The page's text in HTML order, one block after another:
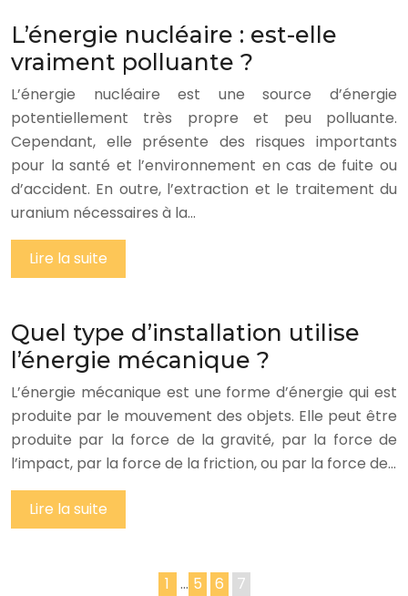
L’énergie nucléaire : est-elle
vraiment polluante ?
L’énergie nucléaire est une source d’énergie
potentiellement très propre et peu polluante.
Cependant, elle présente des risques importants
pour la santé et l’environnement en cas de fuite ou
d’accident. En outre, l’extraction et le traitement du
uranium nécessaires à la…
Lire la suite
Quel type d’installation utilise
l’énergie mécanique ?
L’énergie mécanique est une forme d’énergie qui est
produite par le mouvement des objets. Elle peut être
produite par la force de la gravité, par la force de
l’impact, par la force de la friction, ou par la force de…
Lire la suite
1 … 5 6 7